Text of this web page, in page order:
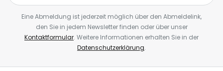
Eine Abmeldung ist jederzeit möglich über den Abmeldelink,
den Sie in jedem Newsletter finden oder über unser
Kontaktformular. Weitere Informationen erhalten Sie in der
Datenschutzerklärung.